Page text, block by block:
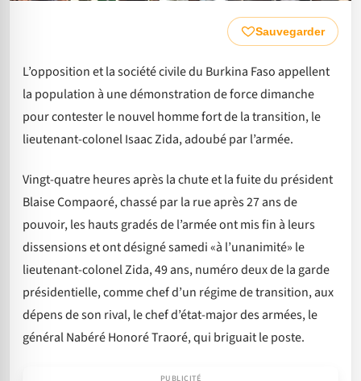
Sauvegarder
L’opposition et la société civile du Burkina Faso appellent
la population à une démonstration de force dimanche
pour contester le nouvel homme fort de la transition, le
lieutenant-colonel Isaac Zida, adoubé par l’armée.
Vingt-quatre heures après la chute et la fuite du président
Blaise Compaoré, chassé par la rue après 27 ans de
pouvoir, les hauts gradés de l’armée ont mis fin à leurs
dissensions et ont désigné samedi «à l’unanimité» le
lieutenant-colonel Zida, 49 ans, numéro deux de la garde
présidentielle, comme chef d’un régime de transition, aux
dépens de son rival, le chef d’état-major des armées, le
général Nabéré Honoré Traoré, qui briguait le poste.